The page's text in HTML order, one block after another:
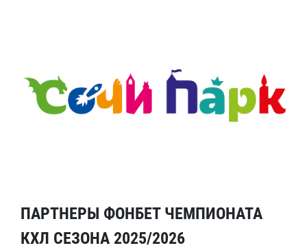
ПАРТНЕРЫ ФОНБЕТ ЧЕМПИОНАТА
КХЛ СЕЗОНА 2025/2026